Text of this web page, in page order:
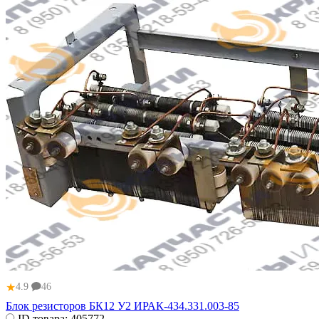
★4.9 46
Блок резисторов БК12 У2 ИРАК-434.331.003-85